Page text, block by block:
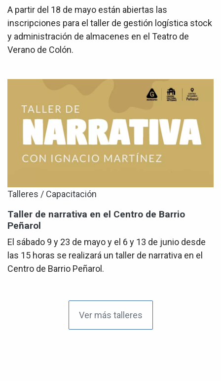
A partir del 18 de mayo están abiertas las
inscripciones para el taller de gestión logística stock
y administración de almacenes en el Teatro de
Verano de Colón.
Talleres / Capacitación
Taller de narrativa en el Centro de Barrio
Peñarol
El sábado 9 y 23 de mayo y el 6 y 13 de junio desde
las 15 horas se realizará un taller de narrativa en el
Centro de Barrio Peñarol.
Ver más talleres